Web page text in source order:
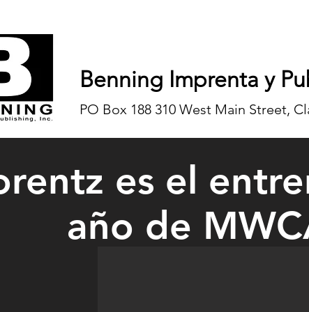
Benning Imprenta y
PO Box 188 310 West Main Street,
At left, Wolves Wrestling Coach Jacob
es el
año de